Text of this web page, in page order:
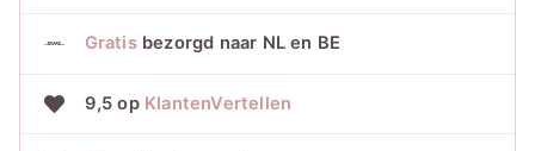
Gratisbezorgd naar NL en BE
9,5 op KlantenVertellen